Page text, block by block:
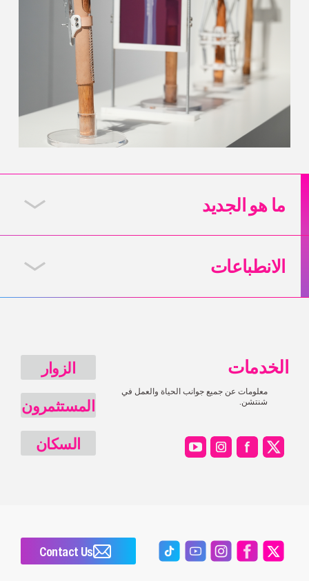
ما هو الجديد
الانطباعات
الخدمات
معلومات عن جميع جوانب الحياة والعمل في
شنتشن.
الزوار
المستثمرون
السكان
Contact Us